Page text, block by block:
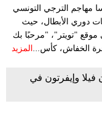
مهاجم الترجي التونسي
دوري الأبطال، حيث
موقع "تويتر"، "مرحبًا بك
الخفاش، كأس...
المزيد
وإيفرتون في